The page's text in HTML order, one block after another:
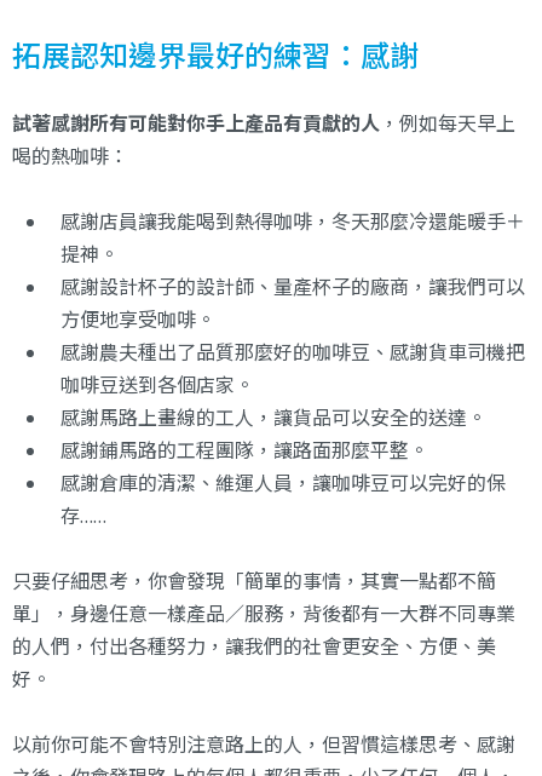
拓展認知邊界最好的練習：感謝
試著感謝所有可能對你手上產品有貢獻的人 ，例如每天早上
喝的熱咖啡：
感謝店員讓我能喝到熱得咖啡，冬天那麼冷還能暖手＋
提神。
感謝設計杯子的設計師、量產杯子的廠商，讓我們可以
方便地享受咖啡。
感謝農夫種出了品質那麼好的咖啡豆、感謝貨車司機把
咖啡豆送到各個店家。
感謝馬路上畫線的工人，讓貨品可以安全的送達。
感謝鋪馬路的工程團隊，讓路面那麼平整。
感謝倉庫的清潔、維運人員，讓咖啡豆可以完好的保
存……
只要仔細思考，你會發現 「簡單的事情，其實一點都不簡
單」
，身邊任意一樣產品／服務，背後都有一大群不同專業
的人們，付出各種努力，讓我們的社會更安全、方便、美
好。
以前你可能不會特別注意路上的人，但習慣這樣思考、感謝